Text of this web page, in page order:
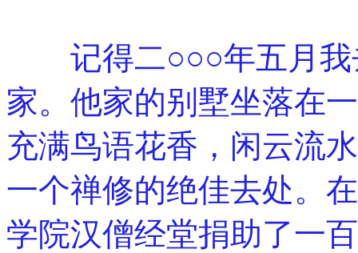
记得二○○○年五月我
家。他家的别墅坐落在
充满鸟语花香，闲云流
一个禅修的绝佳去处。
学院汉僧经堂捐助了一